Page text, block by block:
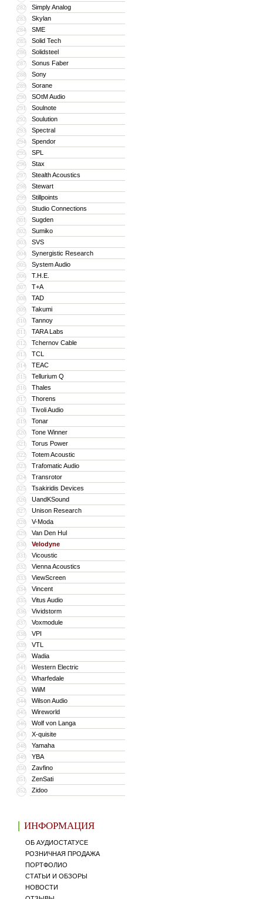
282 Simply Analog
283 Skylan
284 SME
285 Solid Tech
286 Solidsteel
287 Sonus Faber
288 Sony
289 Sorane
290 SOtM Audio
291 Soulnote
292 Soulution
293 Spectral
294 Spendor
295 SPL
296 Stax
297 Stealth Acoustics
298 Stewart
299 Stillpoints
300 Studio Connections
301 Sugden
302 Sumiko
303 SVS
304 Synergistic Research
305 System Audio
306 T.H.E.
307 T+A
308 TAD
309 Takumi
310 Tannoy
311 TARA Labs
312 Tchernov Cable
313 TCL
314 TEAC
315 Tellurium Q
316 Thales
317 Thorens
318 Tivoli Audio
319 Tonar
320 Tone Winner
321 Torus Power
322 Totem Acoustic
323 Trafomatic Audio
324 Transrotor
325 Tsakiridis Devices
326 UandKSound
327 Unison Research
328 V-Moda
329 Van Den Hul
330 Velodyne
331 Vicoustic
332 Vienna Acoustics
333 ViewScreen
334 Vincent
335 Vitus Audio
336 Vividstorm
337 Voxmodule
338 VPI
339 VTL
340 Wadia
341 Western Electric
342 Wharfedale
343 WiiM
344 Wilson Audio
345 Wireworld
346 Wolf von Langa
347 X-quisite
348 Yamaha
349 YBA
350 Zavfino
351 ZenSati
352 Zidoo
ИНФОРМАЦИЯ
ОБ АУДИОСТАТУСЕ
РОЗНИЧНАЯ ПРОДАЖА
ПОРТФОЛИО
СТАТЬИ И ОБЗОРЫ
НОВОСТИ